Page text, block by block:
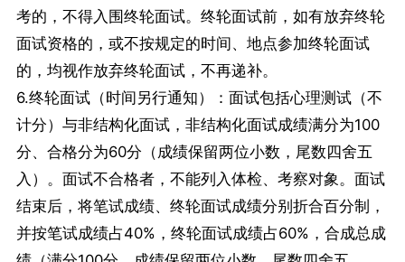
考的，不得入围终轮面试。终轮面试前，如有放弃终轮
面试资格的，或不按规定的时间、地点参加终轮面试
的，均视作放弃终轮面试，不再递补。
6.终轮面试（时间另行通知）：面试包括心理测试（不
计分）与非结构化面试，非结构化面试成绩满分为100
分、合格分为60分（成绩保留两位小数，尾数四舍五
入）。面试不合格者，不能列入体检、考察对象。面试
结束后，将笔试成绩、终轮面试成绩分别折合百分制，
并按笔试成绩占40%，终轮面试成绩占60%，合成总成